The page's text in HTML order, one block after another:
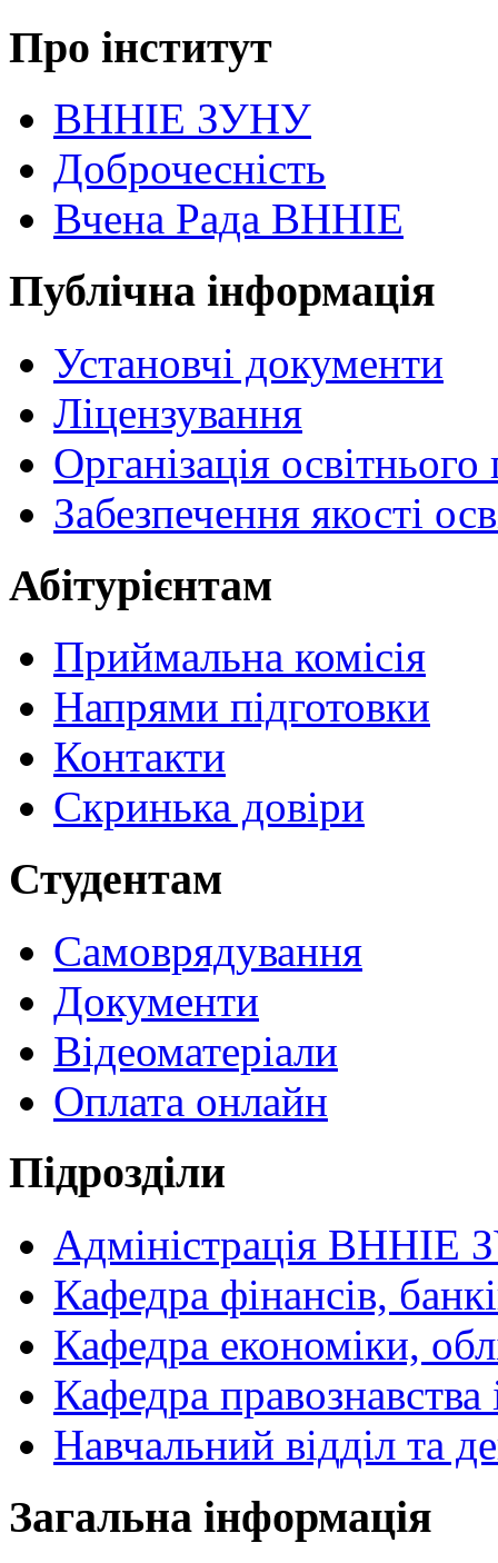
Про інститут
ВННІЕ ЗУНУ
Доброчесність
Вчена Рада ВННІЕ
Публічна інформація
Установчі документи
Ліцензування
Організація
Забезпечення якості
Абітурієнтам
Приймальна комісія
Напрями підготовки
Контакти
Скринька довіри
Студентам
Самоврядування
Документи
Відеоматеріали
Оплата онлайн
Підрозділи
Адміністрація ВННІЕ
Кафедра фінансів,
Кафедра економіки,
Кафедра
Навчальний відділ та
Загальна інформація